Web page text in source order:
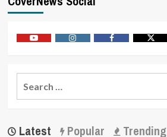
Latest Popular Trending